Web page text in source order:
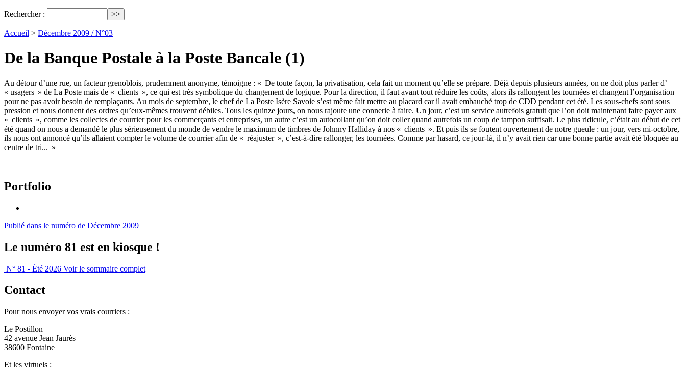
Rechercher :
Accueil > Décembre 2009 / N°03
De la Banque Postale à la Poste Bancale (1)
Au détour d’une rue, un facteur grenoblois, prudemment anonyme, témoigne : « De toute façon, la privatisation, cela fait un moment qu’elle se prépare. Déjà depuis plusieurs années, on ne doit plus parler d’
« usagers » de La Poste mais de « clients », ce qui est très symbolique du changement de logique. Pour la direction, il faut avant tout réduire les coûts, alors ils rallongent les tournées et changent l’organisation
pour ne pas avoir besoin de remplaçants. Au mois de septembre, le chef de La Poste Isère Savoie s’est même fait mettre au placard car il avait embauché trop de CDD pendant cet été. Les sous-chefs sont sous
pression et nous donnent des ordres qu’eux-mêmes trouvent débiles. Tous les quinze jours, on nous rajoute une connerie à faire. Un jour, c’est un service autrefois gratuit que l’on doit maintenant faire payer aux
« clients », comme les collectes de courrier pour les commerçants et entreprises, un autre c’est un autocollant qu’on doit coller quand autrefois un coup de tampon suffisait. Le plus ridicule, c’était au début de cet
été quand on nous a demandé le plus sérieusement du monde de vendre le maximum de timbres de Johnny Halliday à nos « clients ». Et puis ils se foutent ouvertement de notre gueule : un jour, vers mi-octobre,
ils nous ont annoncé qu’ils allaient compter le volume de courrier afin de « réajuster », c’est-à-dire rallonger, les tournées. Comme par hasard, ce jour-là, il n’y avait rien car une bonne partie avait été bloquée au
centre de tri... »
Portfolio
Publié dans le numéro de Décembre 2009
Le numéro 81 est en kiosque !
N° 81 - Été 2026 Voir le sommaire complet
Contact
Pour nous envoyer vos vrais courriers :
Le Postillon
42 avenue Jean Jaurès
38600 Fontaine
Et les virtuels :